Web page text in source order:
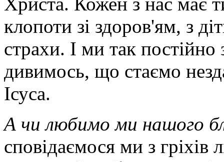
клопоти зі здоров'ям, з
страхи. І ми так
дивимось, що стаємо
Ісуса.
А чи любимо ми нашого
сповідаємося ми з гріхів